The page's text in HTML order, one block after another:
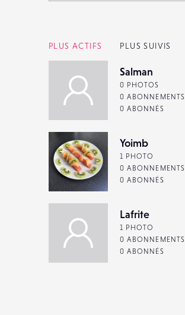
PLUS ACTIFS PLUS SUIVIS
Salman
0 PHOTOS
0 ABONNEMENTS
0 ABONNÉS
Yoimb
1 PHOTO
0 ABONNEMENTS
0 ABONNÉS
Lafrite
1 PHOTO
0 ABONNEMENTS
0 ABONNÉS